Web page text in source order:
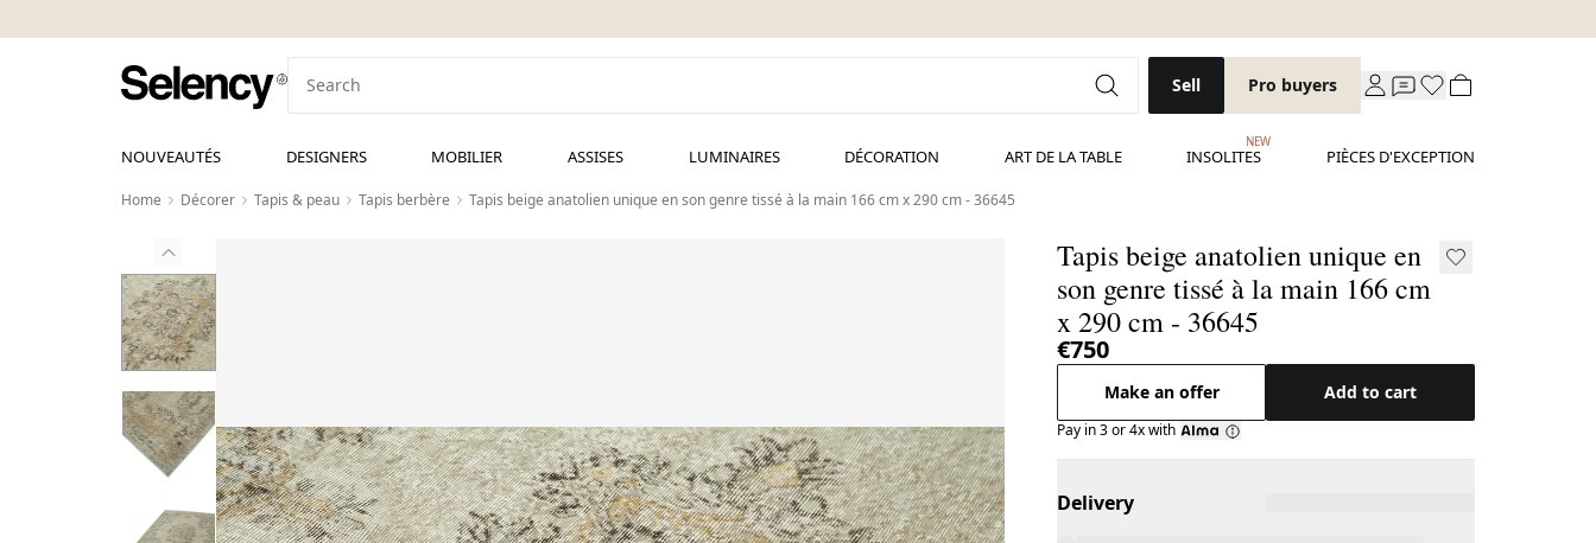
Sell Pro buyers
NOUVEAUTÉS DESIGNERS MOBILIER ASSISES LUMINAIRES DÉCORATION ART DE LA TABLE INSOLITES
NEW
PIÈCES D'EXCEPTION
Home Décorer Tapis & peau Tapis berbère Tapis beige anatolien unique en son genre tissé à la main 166 cm x 290 cm - 36645
Tapis beige anatolien unique en
son genre tissé à la main 166 cm
x 290 cm - 36645
€750
Make an offer Add to cart
Pay in 3 or 4x with
Delivery